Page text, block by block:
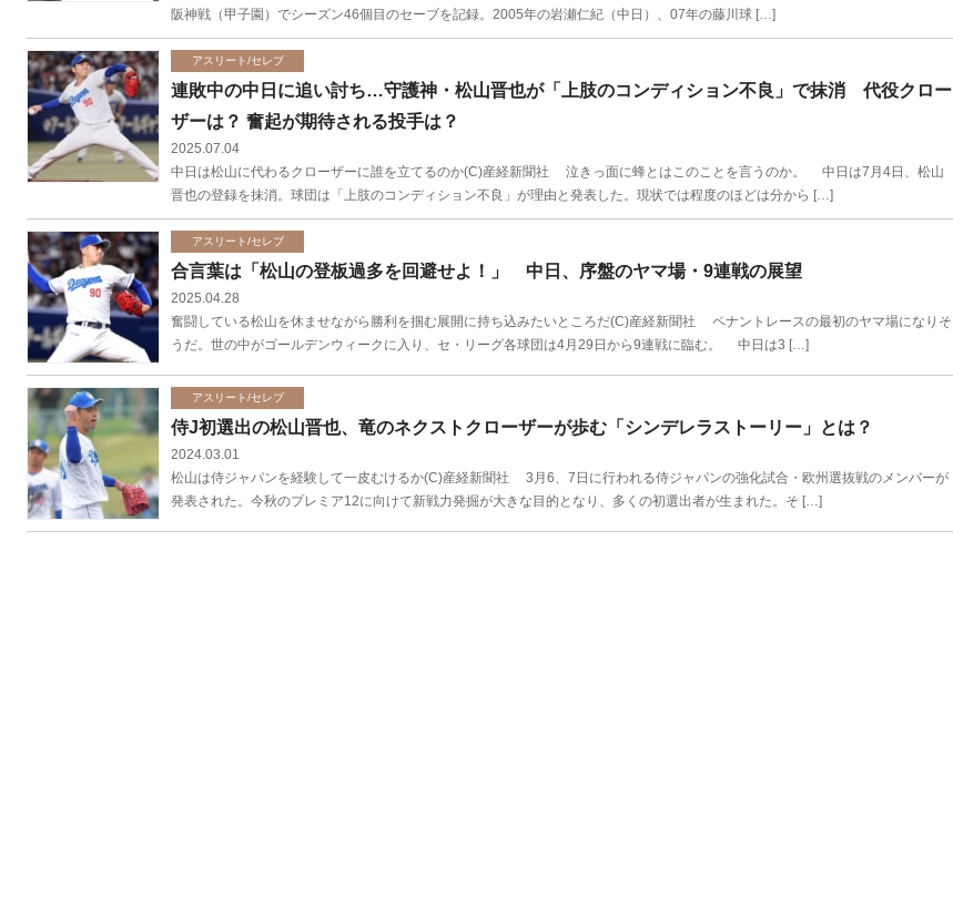
阪神戦（甲子園）でシーズン46個目のセーブを記録。2005年の岩瀬仁紀（中日）、07年の藤川球 […]
アスリート/セレブ
連敗中の中日に追い討ち…守護神・松山晋也が「上肢のコンディション不良」で抹消 代役クロー
ザーは？ 奮起が期待される投手は？
2025.07.04
中日は松山に代わるクローザーに誰を立てるのか(C)産経新聞社 泣きっ面に蜂とはこのことを言うのか。 中日は7月4日、松山
晋也の登録を抹消。球団は「上肢のコンディション不良」が理由と発表した。現状では程度のほどは分から […]
アスリート/セレブ
合言葉は「松山の登板過多を回避せよ！」 中日、序盤のヤマ場・9連戦の展望
2025.04.28
奮闘している松山を休ませながら勝利を掴む展開に持ち込みたいところだ(C)産経新聞社 ペナントレースの最初のヤマ場になりそ
うだ。世の中がゴールデンウィークに入り、セ・リーグ各球団は4月29日から9連戦に臨む。 中日は3 […]
アスリート/セレブ
侍J初選出の松山晋也、竜のネクストクローザーが歩む「シンデレラストーリー」とは？
2024.03.01
松山は侍ジャパンを経験して一皮むけるか(C)産経新聞社 3月6、7日に行われる侍ジャパンの強化試合・欧州選抜戦のメンバーが
発表された。今秋のプレミア12に向けて新戦力発掘が大きな目的となり、多くの初選出者が生まれた。そ […]